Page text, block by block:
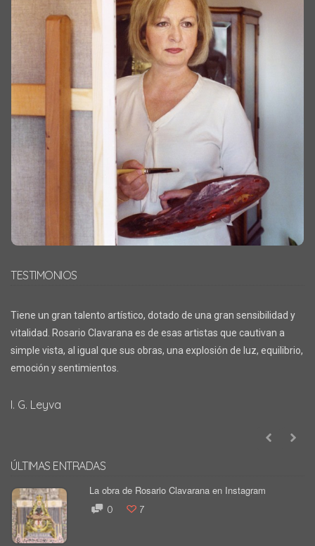
TESTIMONIOS
Tiene un gran talento artístico, dotado de una gran sensibilidad y
vitalidad. Rosario Clavarana es de esas artistas que cautivan a
simple vista, al igual que sus obras, una explosión de luz, equilibrio,
emoción y sentimientos.
I. G. Leyva
ÚLTIMAS ENTRADAS
La obra de Rosario Clavarana en Instagram
0 7